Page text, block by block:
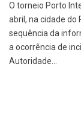
O torneio Porto
abril, na cidade do
sequência da
a ocorrência de
Autoridade…